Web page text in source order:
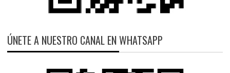
ÚNETE A NUESTRO CANAL EN WHATSAPP